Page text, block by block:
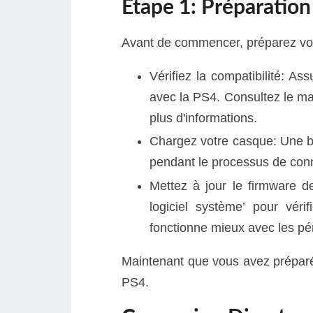
Étape 1:
Avant de commencer, préparez
Vérifiez la compatibilité:
avec la PS4. Consultez le
plus d'informations.
Chargez votre casque: Une
pendant le processus de
Mettez à jour le firmware
logiciel système’ pour
fonctionne mieux avec les
Maintenant que vous avez
PS4.